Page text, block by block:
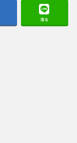
送る